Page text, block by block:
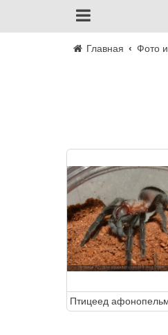
Главная Фото